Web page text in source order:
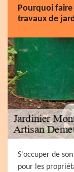
Pourquoi
travaux de
S'occuper de
pour les